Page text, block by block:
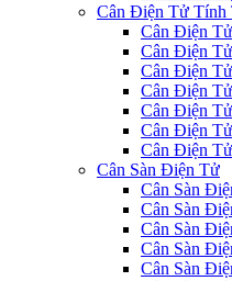
Cân Điện Tử Tính
Cân Điện
Cân Điện
Cân Điện
Cân Điện
Cân Điện
Cân Điện
Cân Điện
Cân Sàn Điện Tử
Cân Sàn
Cân Sàn
Cân Sàn
Cân Sàn
Cân Sàn